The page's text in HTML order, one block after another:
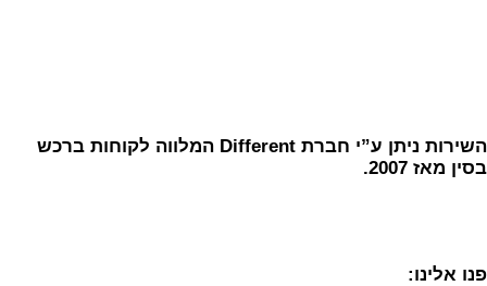
השירות ניתן ע”י חברת Different המלווה לקוחות ברכש
בסין מאז 2007.
פנו אלינו: